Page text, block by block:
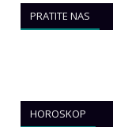
PRATITE NAS
HOROSKOP